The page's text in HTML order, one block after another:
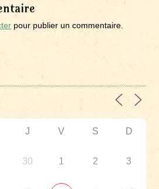
pour publier un commentaire.
J V S D
30 1 2 3